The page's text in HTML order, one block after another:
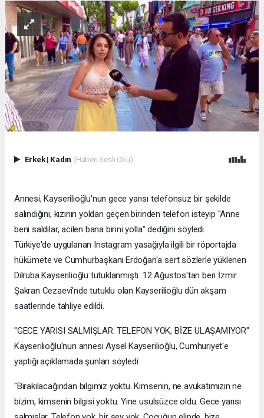
Erkek| Kadın (Haberi Sesli Oku)
Annesi, Kayserilioğlu'nun gece yarısı telefonsuz bir şekilde
salındığını, kızının yoldan geçen birinden telefon isteyip "Anne
beni saldılar, acilen bana birini yolla" dediğini söyledi.
Türkiye'de uygulanan Instagram yasağıyla ilgili bir röportajda
hükümete ve Cumhurbaşkanı Erdoğan'a sert sözlerle yüklenen
Dilruba Kayserilioğlu tutuklanmıştı. 12 Ağustos'tan beri İzmir
Şakran Cezaevi'nde tutuklu olan Kayserilioğlu dün akşam
saatlerinde tahliye edildi.
"GECE YARISI SALMIŞLAR. TELEFON YOK, BİZE ULAŞAMIYOR"
Kayserilioğlu'nun annesi Aysel Kayserilioğlu, Cumhuriyet'e
yaptığı açıklamada şunları söyledi:
"Bırakılacağından bilgimiz yoktu. Kimsenin, ne avukatımızın ne
bizim, kimsenin bilgisi yoktu. Yine usulsüzce oldu. Gece yarısı